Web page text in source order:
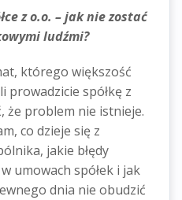
z o.o. – jak nie zostać
ludźmi?
którego większość
prowadzicie spółkę z
że problem nie istnieje.
co dzieje się z
jakie błędy
umowach spółek i jak
dnia nie obudzić